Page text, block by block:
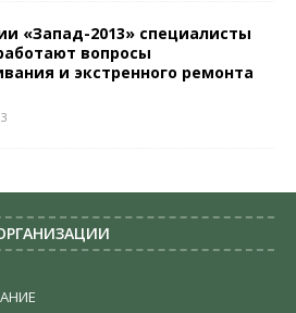
«Запад-2013» специалисты
вопросы
и экстренного ремонта